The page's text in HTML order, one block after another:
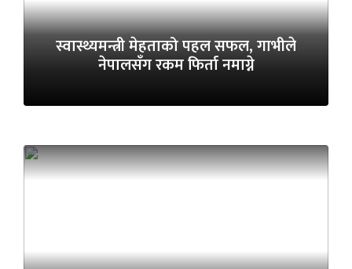
स्वास्थ्यमन्त्री मेहताको पहल सफल, गाभीले
नेपालसँग रकम फिर्ता नमाग्ने